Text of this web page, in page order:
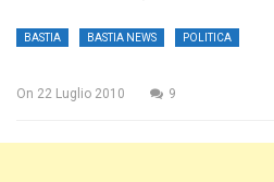
BASTIA BASTIA NEWS POLITICA
On 22 Luglio 2010 9